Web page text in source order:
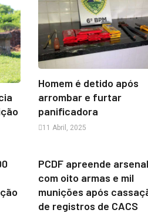
Homem é detido após
arrombar e furtar
panificadora
11 Abril, 2025
PCDF apreende arsenal
com oito armas e mil
munições após
de registros de CACS